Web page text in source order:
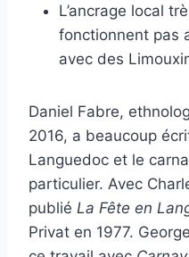
L’ancrage local
fonctionnent pas
avec des
Daniel Fabre,
2016, a beaucoup
Languedoc et le
particulier. Avec
publié La Fête en
Privat en 1977.